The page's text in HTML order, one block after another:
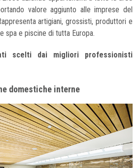
valore aggiunto alle imprese del
artigiani, grossisti, produttori e
spa e piscine di tutta Europa.
scelti dai migliori professionisti
domestiche interne